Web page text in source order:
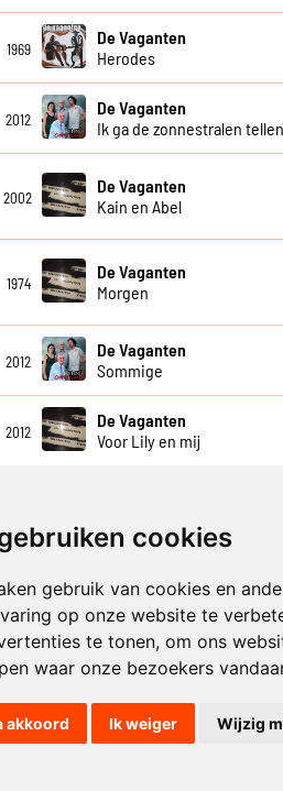
cookies
gebruik van cookies en
op onze website te
te tonen, om ons
waar onze bezoekers
akkoord Ik weiger Wijzig
1969
De Vaganten
Herodes
2012
De Vaganten
Ik ga de zonnestralen tellen
2002
De Vaganten
Kain en Abel
1974
De Vaganten
Morgen
2012
De Vaganten
Sommige
2012
De Vaganten
Voor Lily en mij
informatie
Aller tijden
van...
wijzigen
Luister nu naar
landen hoor je
digitale